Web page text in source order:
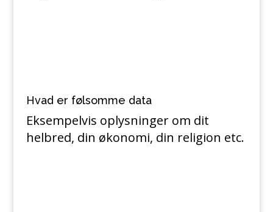
Hvad er følsomme data
Eksempelvis oplysninger om dit
helbred, din økonomi, din religion etc.